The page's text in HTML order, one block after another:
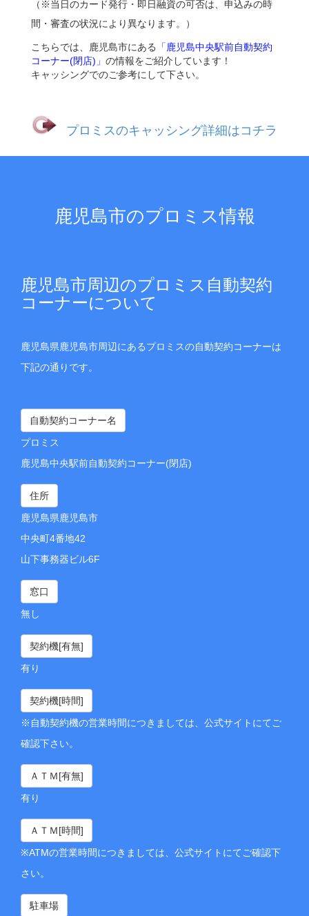
（※当日のカード発行・即日融資の可否は、申込みの時
間・審査の状況により異なります。）
こちらでは、鹿児島市にある
「鹿児島中央駅前自動契約
コーナー(閉店)」 の情報をご紹介しています！
キャッシングでのご参考にして下さい。
プロミスのキャッシング詳細はコチラ
鹿児島市のプロミス情報
鹿児島市周辺のプロミス自動契約
コーナーについて
鹿児島県鹿児島市周辺にあるプロミスの自動契約コーナーは
下記の通りです。
自動契約コーナー名
プロミス
鹿児島中央駅前自動契約コーナー(閉店)
住所
鹿児島県鹿児島市
中央町4番地42
山下事務器ビル6F
窓口
無し
契約機[有無]
有り
契約機[時間]
※自動契約機の営業時間につきましては、公式サイトにてご
確認下さい。
ＡＴＭ[有無]
有り
ＡＴＭ[時間]
※ATMの営業時間につきましては、公式サイトにてご確認下
さい。
駐車場